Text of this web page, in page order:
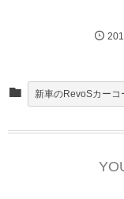
新車のRevoSカーコ